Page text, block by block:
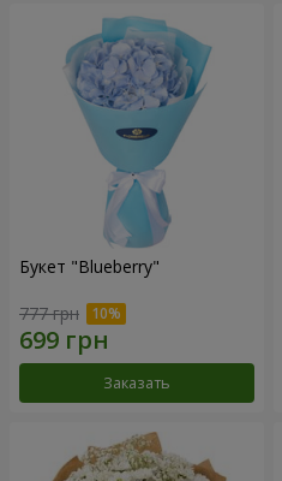
Букет "Blueberry"
777 грн
Заказать